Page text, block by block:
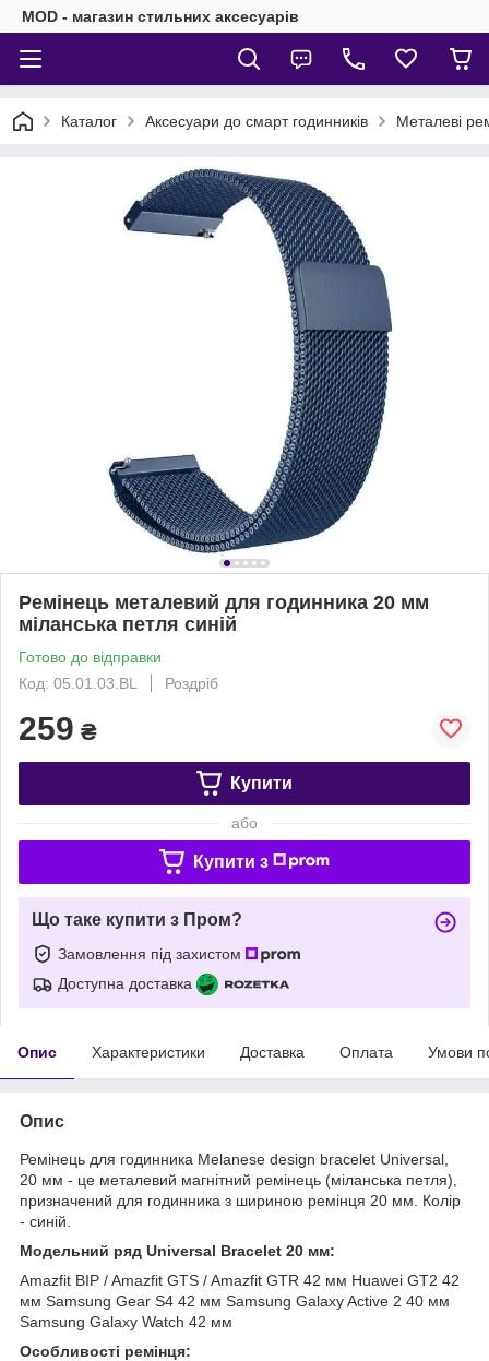
MOD - магазин стильних аксесуарів
Каталог Аксесуари до смарт годинників Металеві
Ремінець металевий для годинника 20 мм
міланська петля синій
Готово до відправки
Код: 05.01.03.BL
Роздріб
259 ₴
Купити
або
Купити з
Що таке купити з Пром?
Замовлення під захистом
Доступна доставка
Опис Характеристики Доставка Оплата Умови
Опис
Ремінець для годинника Melanese design bracelet Universal,
20 мм - це металевий магнітний ремінець (міланська петля),
призначений для годинника з шириною ремінця 20 мм. Колір
- синій.
Модельний ряд Universal Bracelet 20 мм:
Amazfit BIP / Amazfit GTS / Amazfit GTR 42 мм Huawei GT2 42
мм Samsung Gear S4 42 мм Samsung Galaxy Active 2 40 мм
Samsung Galaxy Watch 42 мм
Особливості ремінця: